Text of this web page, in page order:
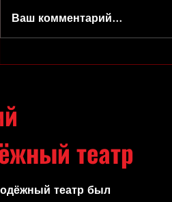
Матроскин и Шарик - это две
Ваш комментарий...
театр
театр был